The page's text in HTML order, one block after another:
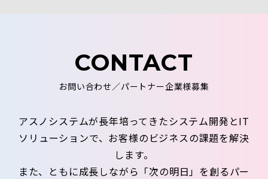
CONTACT
お問い合わせ／パートナー企業様募集
アスノシステムが長年培ってきたシステム開発とIT
ソリューションで、お客様のビジネスの課題を解決
します。
また、ともに成長しながら「次の明日」を創るパー